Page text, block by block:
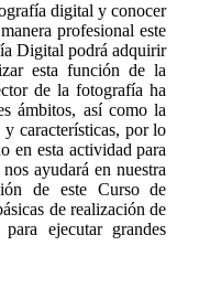
digital y conocer
profesional este
Digital podrá adquirir
esta función de la
de la fotografía ha
ámbitos, así como la
características, por lo
en esta actividad para
ayudará en nuestra
de este Curso de
de realización de
ejecutar grandes